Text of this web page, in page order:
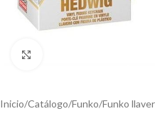
Inicio/Catálogo/Funko/Funko